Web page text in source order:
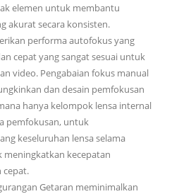
elemen untuk membantu
akurat secara konsisten.
performa autofokus yang
cepat yang sangat sesuai untuk
video. Pengabaian fokus manual
dan desain pemfokusan
hanya kelompok lensa internal
pemfokusan, untuk
keseluruhan lensa selama
kecepatan
cepat.
Getaran meminimalkan